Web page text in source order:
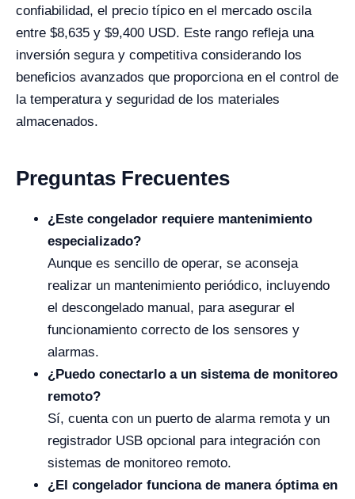
confiabilidad, el precio típico en el mercado oscila
entre $8,635 y $9,400 USD. Este rango refleja una
inversión segura y competitiva considerando los
beneficios avanzados que proporciona en el control de
la temperatura y seguridad de los materiales
almacenados.
Preguntas Frecuentes
¿Este congelador requiere mantenimiento
especializado?
Aunque es sencillo de operar, se aconseja
realizar un mantenimiento periódico, incluyendo
el descongelado manual, para asegurar el
funcionamiento correcto de los sensores y
alarmas.
¿Puedo conectarlo a un sistema de monitoreo
remoto?
Sí, cuenta con un puerto de alarma remota y un
registrador USB opcional para integración con
sistemas de monitoreo remoto.
¿El congelador funciona de manera óptima en